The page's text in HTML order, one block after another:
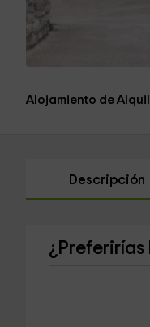
Alojamiento de
Descripción